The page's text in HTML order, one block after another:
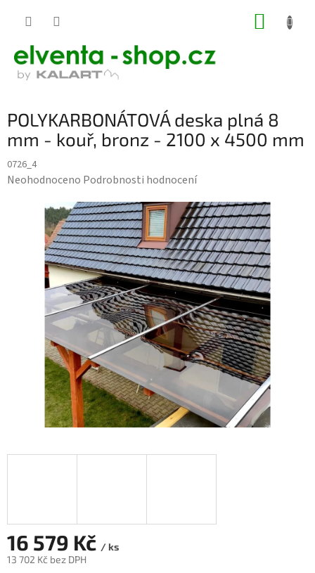
POLYKARBONÁTOVÁ deska plná 8
mm - kouř, bronz - 2100 x 4500 mm
0726_4
Průměrné
produktu
hvězdiček.
Neohodnoceno Podrobnosti hodnocení
16 579 Kč / ks
13 702 Kč bez DPH